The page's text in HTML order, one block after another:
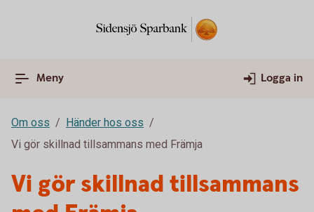
Meny Logga in
Om oss
Händer hos oss
Vi gör skillnad tillsammans med Främja
Vi gör skillnad tillsammans